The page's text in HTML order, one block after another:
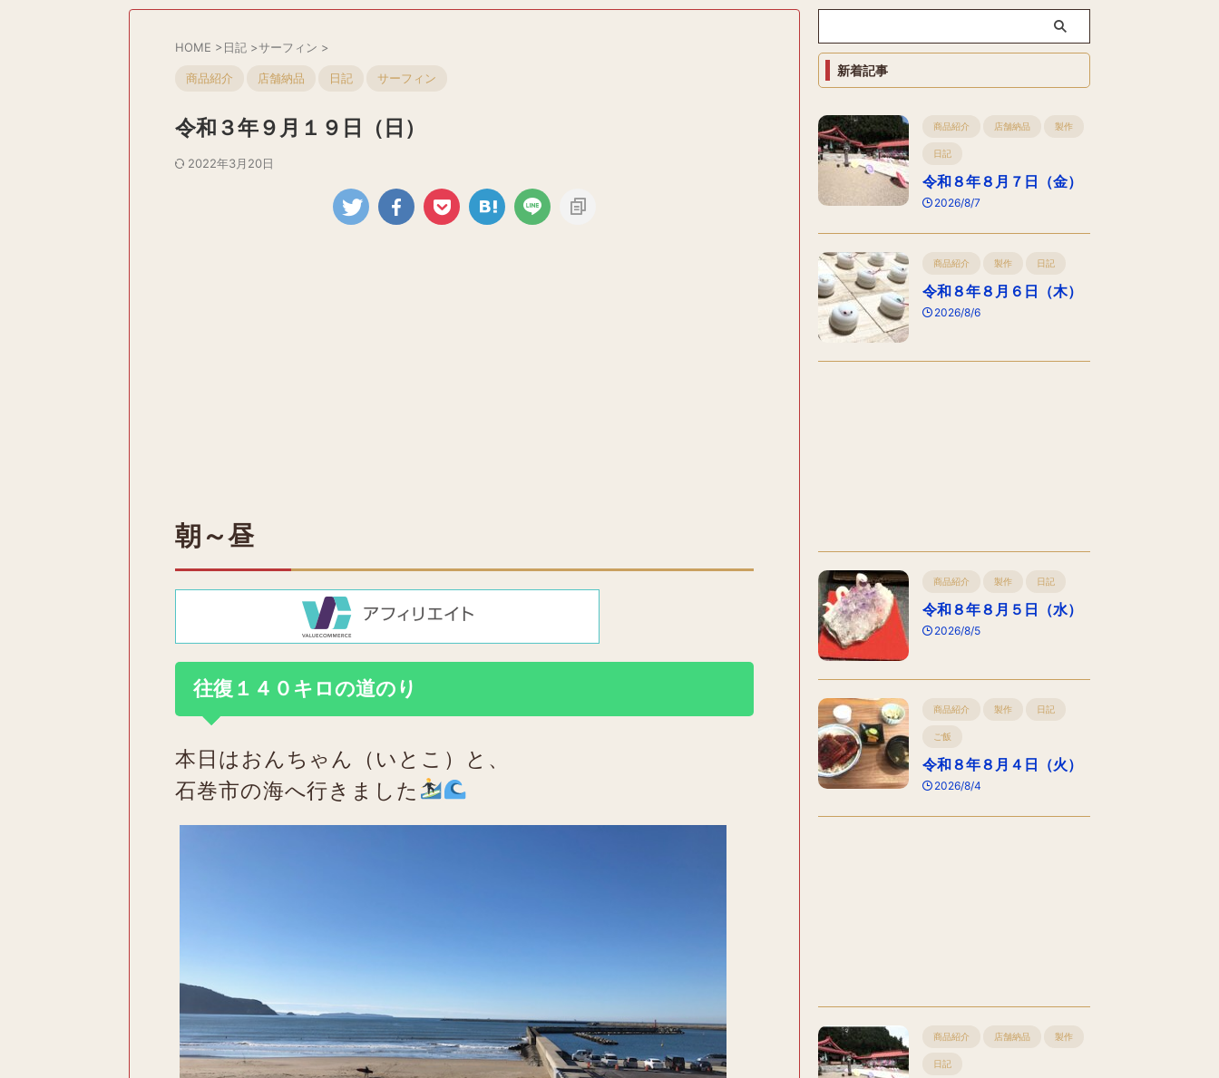
HOME >日記 >サーフィン >
商品紹介 店舗納品 日記 サーフィン
令和３年９月１９日（日）
2022年3月20日
朝～昼
往復１４０キロの道のり
本日はおんちゃん（いとこ）と、
石巻市の海へ行きました
新着記事
商品紹介 店舗納品 製作
日記
令和８年８月７日（金）
2026/8/7
商品紹介 製作 日記
令和８年８月６日（木）
2026/8/6
商品紹介 製作 日記
令和８年８月５日（水）
2026/8/5
商品紹介 製作 日記
ご飯
令和８年８月４日（火）
2026/8/4
商品紹介 店舗納品 製作
日記